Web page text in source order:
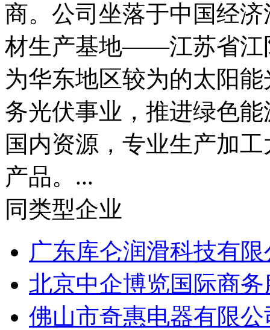
商。公司坐落于中国经
材生产基地——江苏省江
为华东地区较为的太阳
务光伏事业，推进绿色
国内资源，专业生产加
产品。...
同类型企业
广东库仑润滑科技有
北京中企博览国际商
佛山市奇惠电器有限公